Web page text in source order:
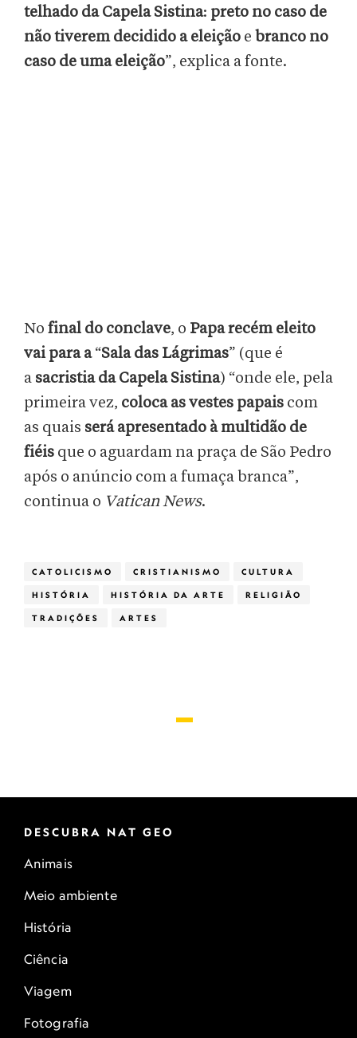
telhado da Capela Sistina: preto no caso de
não tiverem decidido a eleição e branco no
caso de uma eleição”, explica a fonte.
No final do conclave, o Papa recém eleito
vai para a“Sala das Lágrimas” (que é
a sacristia da Capela Sistina) “onde ele, pela
primeira vez, coloca as vestes papais com
as quais será apresentado à multidão de
fiéis que o aguardam na praça de São Pedro
após o anúncio com a fumaça branca”,
continua o Vatican News.
CATOLICISMO CRISTIANISMO CULTURA
HISTÓRIA HISTÓRIA DA ARTE RELIGIÃO
TRADIÇÕES ARTES
DESCUBRA NAT GEO
Animais
Meio ambiente
História
Ciência
Viagem
Fotografia